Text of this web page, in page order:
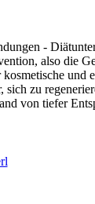
-
also die
zu
von tiefer